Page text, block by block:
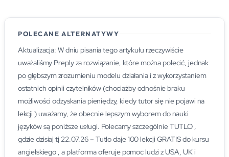
POLECANE ALTERNATYWY
Aktualizacja: W dniu pisania tego artykułu rzeczywiście
uważaliśmy Preply za rozwiązanie, które można polecić, jednak
po głębszym zrozumieniu modelu działania i z wykorzystaniem
ostatnich opinii czytelników (chociażby odnośnie braku
możliwości odzyskania pieniędzy, kiedy tutor się nie pojawi na
lekcji ) uważamy, że obecnie lepszym wyborem do nauki
języków są poniższe usługi. Polecamy szczególnie TUTLO ,
gdzie dzisiaj tj 22.07.26 – Tutlo daje 100 lekcji GRATIS do kursu
angielskiego , a platforma oferuje pomoc ludzi z USA, UK i